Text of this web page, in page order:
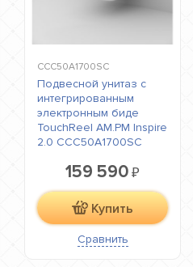
CCC50A1700SC
Подвесной унитаз с
интегрированным
электронным биде
TouchReel AM.PM Inspire
2.0 CCC50A1700SC
159 590 ₽
Купить
Сравнить